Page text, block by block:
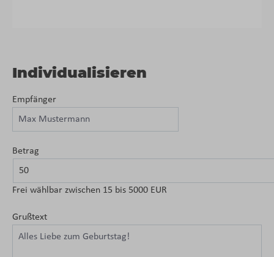
Individualisieren
Empfänger
Betrag
Frei wählbar zwischen 15 bis 5000 EUR
Grußtext